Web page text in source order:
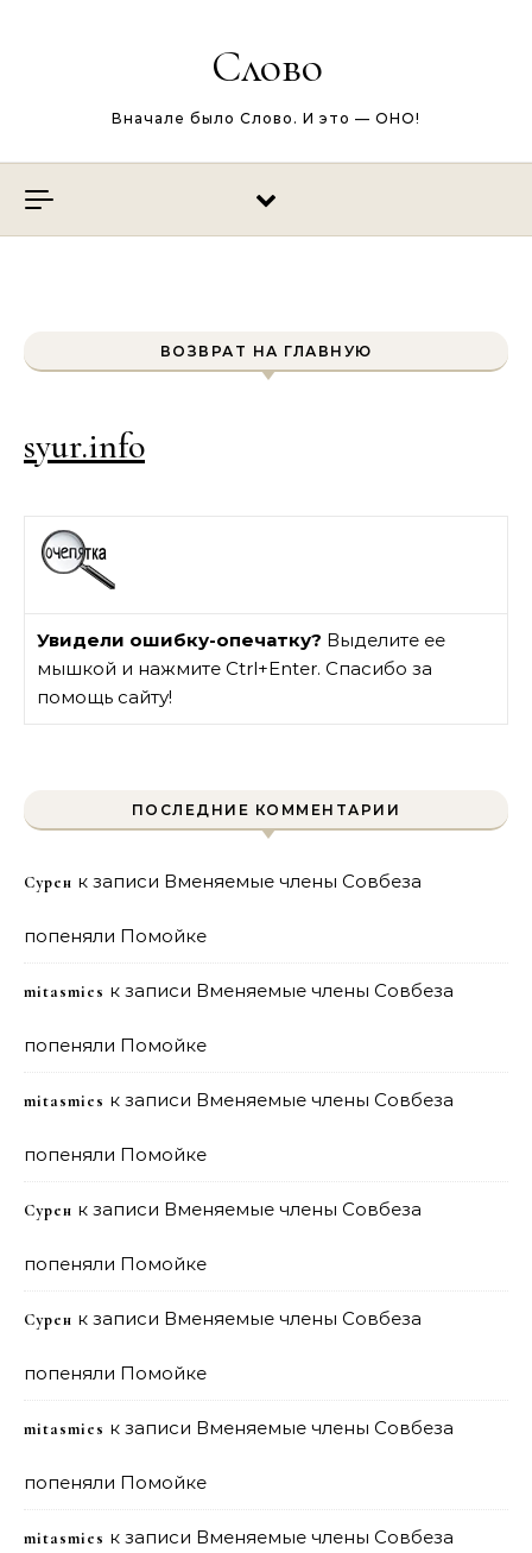
Слово
Вначале было Слово. И это — ОНО!
ВОЗВРАТ НА ГЛАВНУЮ
syur.info
Увидели ошибку-опечатку? Выделите ее
мышкой и нажмите Ctrl+Enter. Спасибо за
помощь сайту!
ПОСЛЕДНИЕ КОММЕНТАРИИ
Сурен к записи Вменяемые члены Совбеза
попеняли Помойке
mitasmies к записи Вменяемые члены Совбеза
попеняли Помойке
mitasmies к записи Вменяемые члены Совбеза
попеняли Помойке
Сурен к записи Вменяемые члены Совбеза
попеняли Помойке
Сурен к записи Вменяемые члены Совбеза
попеняли Помойке
mitasmies к записи Вменяемые члены Совбеза
попеняли Помойке
mitasmies к записи Вменяемые члены Совбеза